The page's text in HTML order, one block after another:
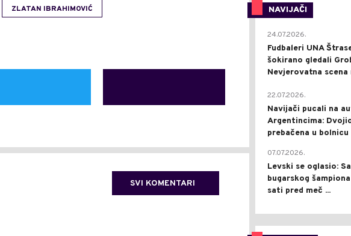
ZLATAN IBRAHIMOVIĆ
SVI KOMENTARI
NAVIJAČI
24.07.2026.
Fudbaleri UNA
šokirano gledali
Nevjerovatna scena
22.07.2026.
Navijači pucali na
Argentincima:
prebačena u bolnicu
07.07.2026.
Levski se oglasio:
bugarskog
sati pred meč ...